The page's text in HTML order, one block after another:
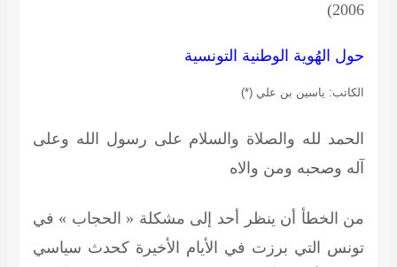
2006)
حول الهُوية الوطنية التونسية
الكاتب: ياسين بن علي (*)
الحمد لله والصلاة والسلام على رسول الله وعلى
آله وصحبه ومن والاه
من الخطأ أن ينظر أحد إلى مشكلة « الحجاب » في
تونس التي برزت في الأيام الأخيرة كحدث سياسي